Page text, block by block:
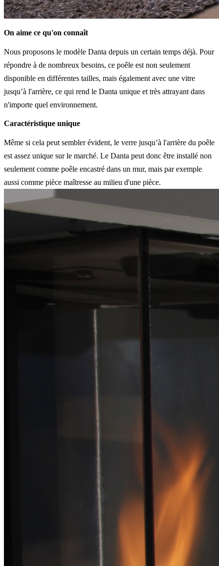
On aime ce qu'on connaît
Nous proposons le modèle Danta depuis un certain temps déjà. Pour
répondre à de nombreux besoins, ce poêle est non seulement
disponible en différentes tailles, mais également avec une vitre
jusqu’à l'arrière, ce qui rend le Danta unique et très attrayant dans
n'importe quel environnement.
Caractéristique unique
Même si cela peut sembler évident, le verre jusqu’à l'arrière du poêle
est assez unique sur le marché. Le Danta peut donc être installé non
seulement comme poêle encastré dans un mur, mais par exemple
aussi comme pièce maîtresse au milieu d'une pièce.